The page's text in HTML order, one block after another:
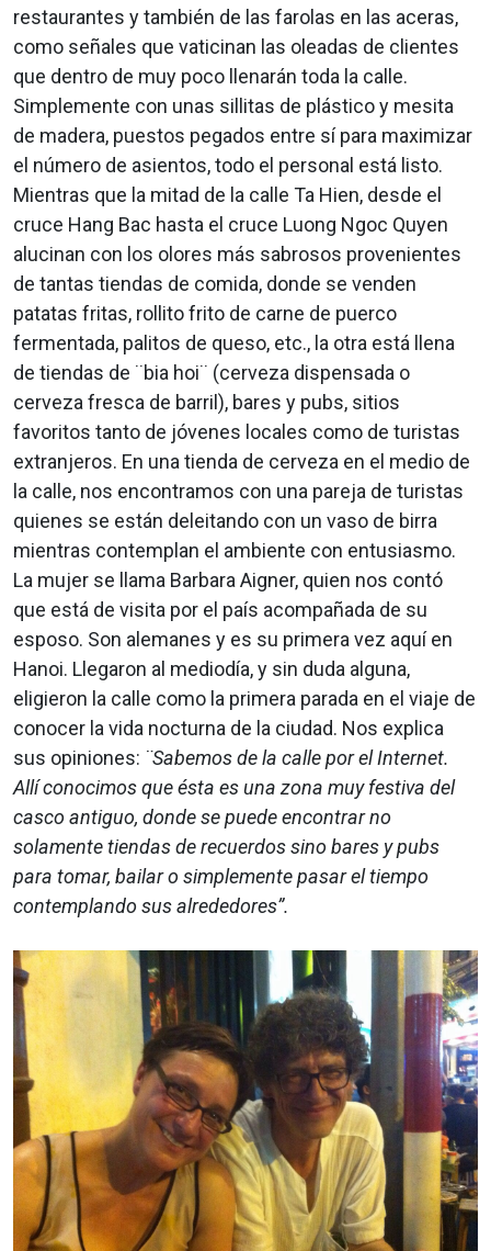
restaurantes y también de las farolas en las aceras,
como señales que vaticinan las oleadas de clientes
que dentro de muy poco llenarán toda la calle.
Simplemente con unas sillitas de plástico y mesita
de madera, puestos pegados entre sí para maximizar
el número de asientos, todo el personal está listo.
Mientras que la mitad de la calle Ta Hien, desde el
cruce Hang Bac hasta el cruce Luong Ngoc Quyen
alucinan con los olores más sabrosos provenientes
de tantas tiendas de comida, donde se venden
patatas fritas, rollito frito de carne de puerco
fermentada, palitos de queso, etc., la otra está llena
de tiendas de ¨bia hoi¨ (cerveza dispensada o
cerveza fresca de barril), bares y pubs, sitios
favoritos tanto de jóvenes locales como de turistas
extranjeros. En una tienda de cerveza en el medio de
la calle, nos encontramos con una pareja de turistas
quienes se están deleitando con un vaso de birra
mientras contemplan el ambiente con entusiasmo.
La mujer se llama Barbara Aigner, quien nos contó
que está de visita por el país acompañada de su
esposo. Son alemanes y es su primera vez aquí en
Hanoi. Llegaron al mediodía, y sin duda alguna,
eligieron la calle como la primera parada en el viaje de
conocer la vida nocturna de la ciudad. Nos explica
sus opiniones: ¨Sabemos de la calle por el Internet.
Allí conocimos que ésta es una zona muy festiva del
casco antiguo, donde se puede encontrar no
solamente tiendas de recuerdos sino bares y pubs
para tomar, bailar o simplemente pasar el tiempo
contemplando sus alrededores”.